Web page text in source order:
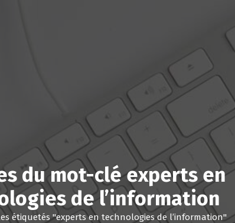
du mot-clé experts en
de l’information
étiquetés "experts en technologies de l’information"